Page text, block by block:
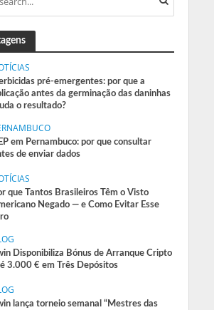
pré-emergentes: por que a
antes da germinação das daninhas
o resultado?
em Pernambuco: por que consultar
de enviar dados
que Tantos Brasileiros Têm o Visto
Negado — e Como Evitar Esse
Disponibiliza Bónus de Arranque Cripto
3.000 € em Três Depósitos
lança torneio semanal “Mestres das